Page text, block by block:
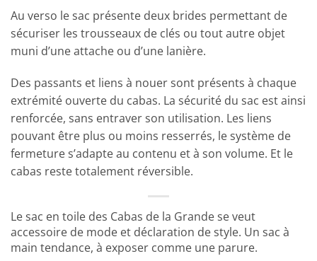
Au verso le sac présente deux brides permettant de
sécuriser les trousseaux de clés ou tout autre objet
muni d’une attache ou d’une lanière.
Des passants et liens à nouer sont présents à chaque
extrémité ouverte du cabas. La sécurité du sac est ainsi
renforcée, sans entraver son utilisation. Les liens
pouvant être plus ou moins resserrés, le système de
fermeture s’adapte au contenu et à son volume. Et le
cabas reste totalement réversible.
Le sac en toile des Cabas de la Grande se veut
accessoire de mode et déclaration de style. Un sac à
main tendance, à exposer comme une parure.